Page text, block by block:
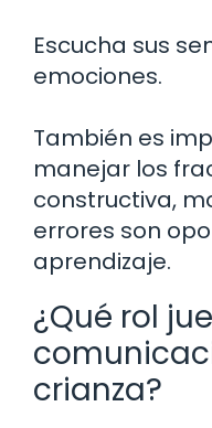
Escucha sus
emociones.
También es
manejar los
constructiva,
errores son
aprendizaje.
¿Qué rol
crianza?